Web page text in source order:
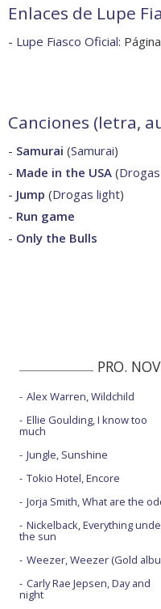
Enlaces de Lupe
- Lupe Fiasco Oficial:
Canciones (letra,
- Samurai (Samurai)
- Made in the USA (
- Jump (Drogas light)
- Run game
- Only the Bulls
PRO.
Alex Warren, Wildchild
Ellie Goulding, I know too
much
Jungle, Sunshine
Tokio Hotel, Encore
Jorja Smith, What are the
Nickelback, Everything
the sun
Weezer, Weezer (Gold
Carly Rae Jepsen, Day and
night